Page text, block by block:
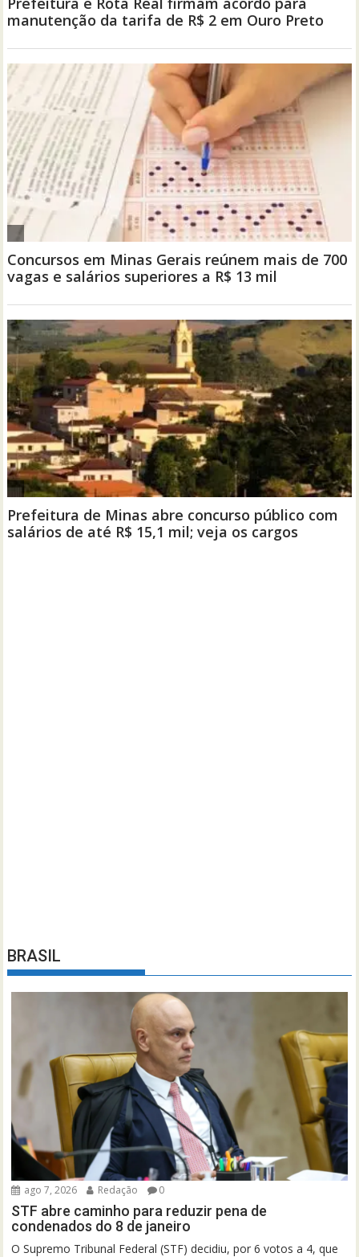
BRASIL
ago 7, 2026 Redação 0
STF abre caminho para reduzir pena de
condenados do 8 de janeiro
O Supremo Tribunal Federal (STF) decidiu, por 6 votos a 4, que